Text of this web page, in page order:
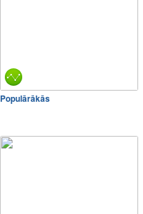
Populārākās